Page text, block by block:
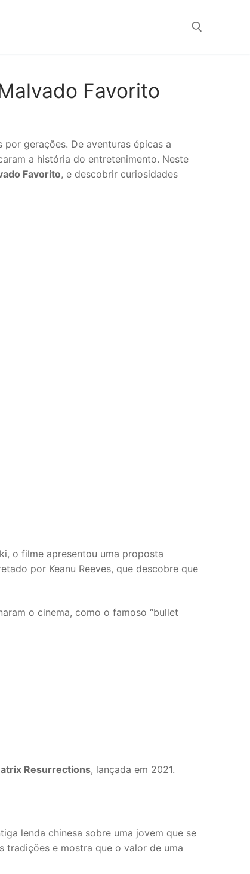
Favorito
gerações. De aventuras épicas a
a história do entretenimento. Neste
Favorito, e descobrir curiosidades
o filme apresentou uma proposta
por Keanu Reeves, que descobre que
o cinema, como o famoso “bullet
Resurrections, lançada em 2021.
lenda chinesa sobre uma jovem que se
tradições e mostra que o valor de uma